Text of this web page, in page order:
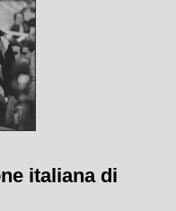
italiana di